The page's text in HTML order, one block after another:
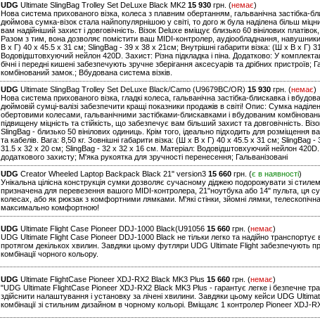
UDG Ultimate SlingBag Trolley Set DeLuxe Black MK2 15 930 грн. (немає)
Нова система прихованого візка, колеса з плавним обертанням, гальванічна застібка-
дюймова сумка-візок стала найпопулярнішою у світі, то дого ж була наділена більш
вам надійніший захист і довговічність. Візок Deluxe вміщує близько 60 вінілових
Разом з тим, вона дозволяє помістити ваш MIDI-контролер, аудіообладнання, навушники
В х Г) 40 x 45.5 x 31 см; SlingBag - 39 x 38 x 21см; Внутрішні габарити візка: (Ш х В х Г)
Водовідштовхуючий нейлон 420D. Захист: Різна підкладка і піна. Додатково: У
бічні і передні кишені забезпечують зручне зберігання аксесуарів та дрібних пристроїв;
комбінований замок.; Вбудована система візків.
UDG Ultimate SlingBag Trolley Set DeLuxe Black/Camo (U9679BC/OR) 15 930 грн. (немає)
Нова система прихованого візка, гладкі колеса, гальванічна застібка-блискавка і
дюймовій сумці-валізі забезпечити кращі показники продажів в світі! Опис: Сумка
обертовими колесами, гальванічними застібками-блискавками і вбудованим
підвищену міцність та стійкість, що забезпечує вам більший захист та довговічність.
SlingBag - близько 50 вінілових одиниць. Крім того, ідеально підходить для розміщення
та кабелів. Вага: 8,50 кг. Зовнішні габарити візка: (Ш х В х Г) 40 x 45.5 x 31 см; SlingBag
31.5 x 32 x 20 см; SlingBag - 32 x 32 x 16 см. Матеріал: Водовідштовхуючий нейлон
додаткового захисту; М'яка рукоятка для зручності перенесення; Гальванізовані
UDG Creator Wheeled Laptop Backpack Black 21" version3 15 660 грн. (є в наявності)
Унікальна цілісна конструкція сумки дозволяє сучасному діджею подорожувати зі
призначена для перевезення вашого MIDI-контролера, 21"ноутбука або 14" пульта, ця
колесах, або як рюкзак з комфортними лямками. М'які стінки, зйомні лямки,
максимально комфортною!
UDG Ultimate Flight Case Pioneer DDJ-1000 Black(U91056 15 660 грн. (немає)
UDG Ultimate Flight Case Pioneer DDJ-1000 Black не тільки легко та надійно
протягом декількох хвилин. Завдяки цьому футляри UDG Ultimate Flight забезпечують
комбінації чорного кольору.
UDG Ultimate FlightCase Pioneer XDJ-RX2 Black MK3 Plus 15 660 грн. (немає)
"UDG Ultimate FlightCase Pioneer XDJ-RX2 Black MK3 Plus - гарантує легке і безпечне
здійснити налаштування і установку за лічені хвилини. Завдяки цьому кейси UDG
комбінації зі стильним дизайном в чорному кольорі. Вміщаяє 1 контролер Pioneer XDJ-